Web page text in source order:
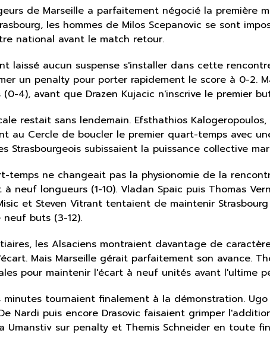
de Marseille a parfaitement négocié la première
les hommes de Milos Scepanovic se sont
national avant le match retour.
laissé aucun suspense s'installer dans cette
un penalty pour porter rapidement le score à 0-2.
(0-4), avant que Drazen Kujacic n'inscrive le premier
restait sans lendemain. Efsthathios
au Cercle de boucler le premier quart-temps avec
Strasbourgeois subissaient la puissance collective
temps ne changeait pas la physionomie de la
neuf longueurs (1-10). Vladan Spaic puis Thomas
et Steven Vitrant tentaient de maintenir
buts (3-12).
les Alsaciens montraient davantage de
Mais Marseille gérait parfaitement son avance.
pour maintenir l'écart à neuf unités avant l'ultime
tournaient finalement à la démonstration.
Nardi puis encore Drasovic faisaient grimper
Umanstiv sur penalty et Themis Schneider en toute